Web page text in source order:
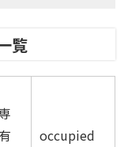
覧
有
occupied